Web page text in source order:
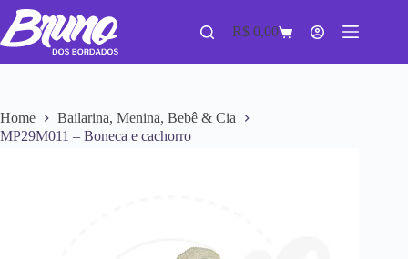
R$ 0,00
Home
Bailarina, Menina, Bebê & Cia
MP29M011 – Boneca e cachorro